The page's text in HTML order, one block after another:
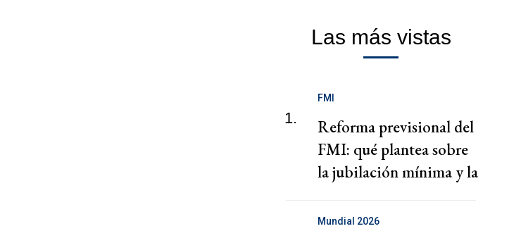
Las más vistas
1.
FMI
Reforma previsional del
FMI: qué plantea sobre
la jubilación mínima y la
Mundial 2026